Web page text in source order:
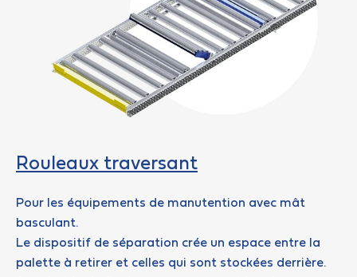
Rouleaux traversant
Pour les équipements de manutention avec mât
basculant.
Le dispositif de séparation crée un espace entre la
palette à retirer et celles qui sont stockées derrière.